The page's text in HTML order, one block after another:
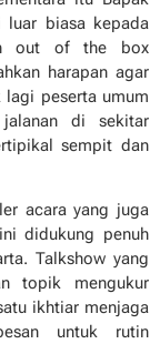
luar biasa kepada
out of the box
harapan agar
lagi peserta umum
jalanan di sekitar
sempit dan
acara yang juga
didukung penuh
Talkshow yang
topik mengukur
ikhtiar menjaga
untuk rutin